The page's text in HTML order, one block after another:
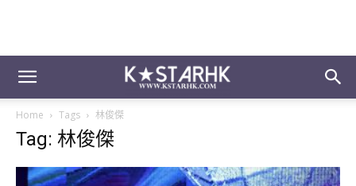
Home Tags 林俊傑
Tag: 林俊傑